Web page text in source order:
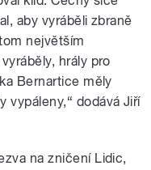
aby vyráběli zbraně
největším
hrály pro
Bernartice měly
vypáleny,“ dodává Jiří
na zničení Lidic,